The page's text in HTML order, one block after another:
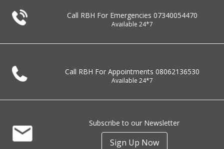
Call RBH For Emergencies 07340054470
Available 24*7
Call RBH For Appointments 08062136530
Available 24*7
Subscribe to our Newsletter
Sign Up Now